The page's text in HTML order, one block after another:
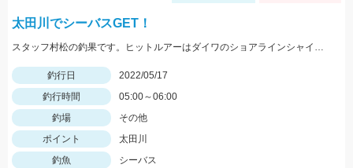
太田川でシーバスGET！
スタッフ村松の釣果です。ヒットルアーはダイワのショアラインシャイナーZバーティス80Sのゴールドカラー。
釣行日
2022/05/17
釣行時間
05:00～06:00
釣場
その他
ポイント
太田川
釣魚
シーバス